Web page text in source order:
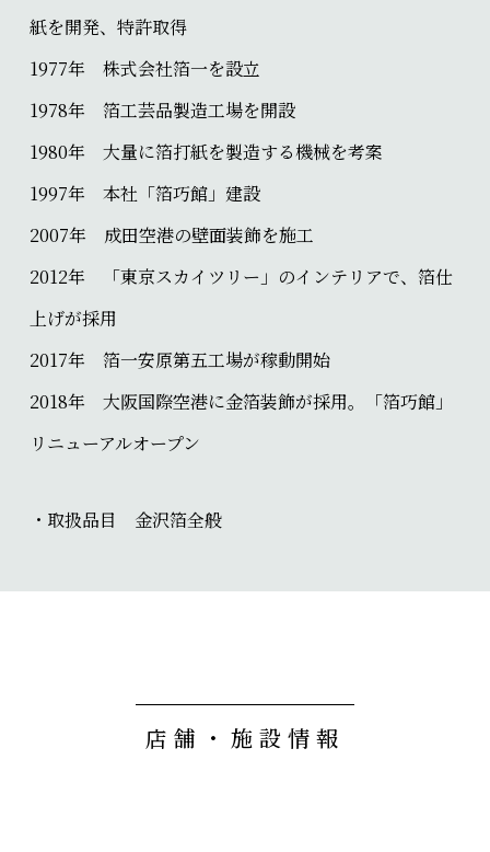
紙を開発、特許取得
1977年 株式会社箔一を設立
1978年 箔工芸品製造工場を開設
1980年 大量に箔打紙を製造する機械を考案
1997年 本社「箔巧館」建設
2007年 成田空港の壁面装飾を施工
2012年 「東京スカイツリー」のインテリアで、箔仕
上げが採用
2017年 箔一安原第五工場が稼動開始
2018年 大阪国際空港に金箔装飾が採用。「箔巧館」
リニューアルオープン
・取扱品目 金沢箔全般
店舗・施設情報